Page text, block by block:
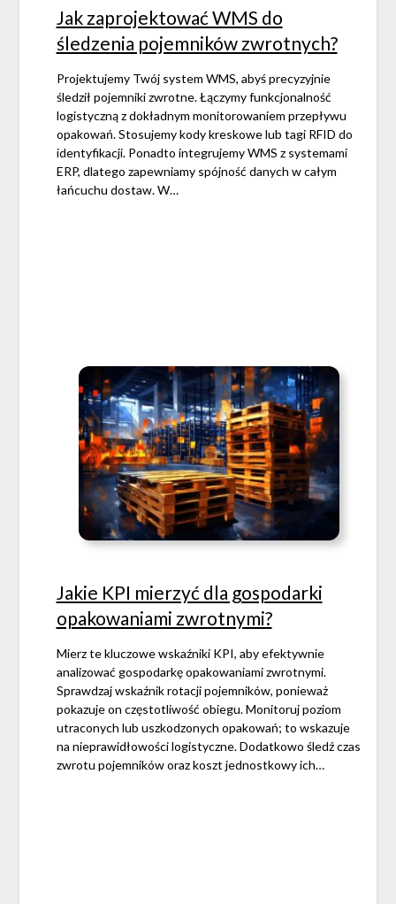
Jak zaprojektować WMS do
śledzenia pojemników zwrotnych?
Projektujemy Twój system WMS, abyś precyzyjnie
śledził pojemniki zwrotne. Łączymy funkcjonalność
logistyczną z dokładnym monitorowaniem przepływu
opakowań. Stosujemy kody kreskowe lub tagi RFID do
identyfikacji. Ponadto integrujemy WMS z systemami
ERP, dlatego zapewniamy spójność danych w całym
łańcuchu dostaw. W…
Jakie KPI mierzyć dla gospodarki
opakowaniami zwrotnymi?
Mierz te kluczowe wskaźniki KPI, aby efektywnie
analizować gospodarkę opakowaniami zwrotnymi.
Sprawdzaj wskaźnik rotacji pojemników, ponieważ
pokazuje on częstotliwość obiegu. Monitoruj poziom
utraconych lub uszkodzonych opakowań; to wskazuje
na nieprawidłowości logistyczne. Dodatkowo śledź czas
zwrotu pojemników oraz koszt jednostkowy ich…